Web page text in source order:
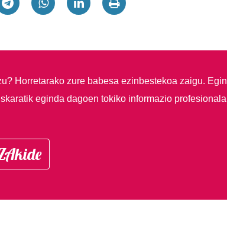
Horretarako zure babesa ezinbestekoa zaigu. Egin
eginda dagoen tokiko informazio profesionala